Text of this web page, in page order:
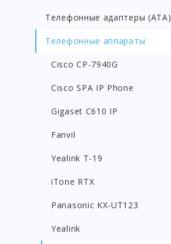
Телефонные адаптеры (АТА)
Телефонные аппараты
Cisco CP-7940G
Cisco SPA IP Phone
Gigaset C610 IP
Fanvil
Yealink T-19
iTone RTX
Panasonic KX-UT123
Yealink